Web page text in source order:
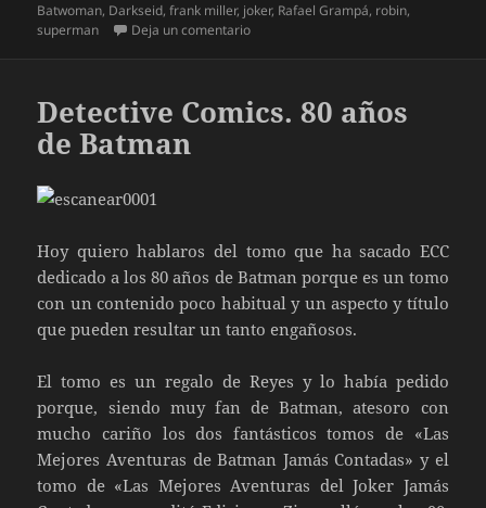
el
Batwoman, Darkseid,frank miller, joker, Rafael Grampá, robin,
superman
Deja un comentarioen El regreso del Caballero Oscuro: El
Detective Comics. 80 años
de Batman
Hoy quiero hablaros del tomo que ha sacado ECC
dedicado a los 80 años de Batman porque es un tomo
con un contenido poco habitual y un aspecto y título
que pueden resultar un tanto engañosos.
El tomo es un regalo de Reyes y lo había pedido
porque, siendo muy fan de Batman, atesoro con
mucho cariño los dos fantásticos tomos de «Las
Mejores Aventuras de Batman Jamás Contadas» y el
tomo de «Las Mejores Aventuras del Joker Jamás